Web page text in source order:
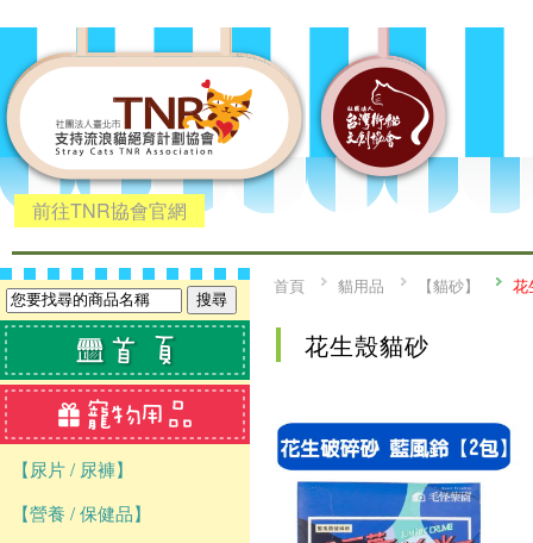
前往TNR協會官網
【尿片 / 尿褲】
【營養 / 保健品】
首頁 貓用品 【貓砂】 花
花生殼貓砂